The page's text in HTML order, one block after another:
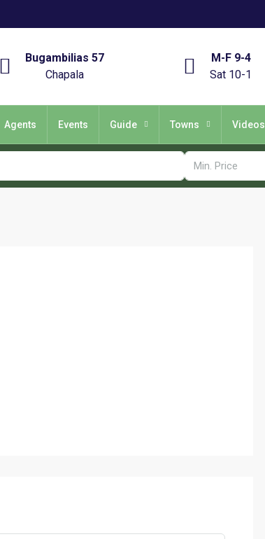
Bugambilias 57
Chapala
M-F 9-4
Sat 10-1
Agents Events Guide Towns Videos